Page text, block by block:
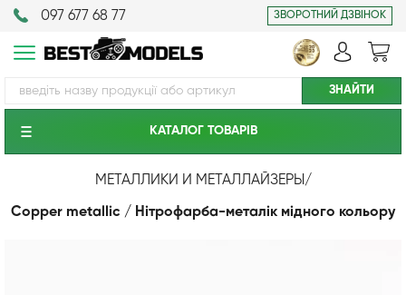
097 677 68 77 ЗВОРОТНИЙ ДЗВІНОК
КАТАЛОГ ТОВАРIВ
МЕТАЛЛИКИ И МЕТАЛЛАЙЗЕРЫ /
Copper metallic / Нітрофарба-металік мідного кольору